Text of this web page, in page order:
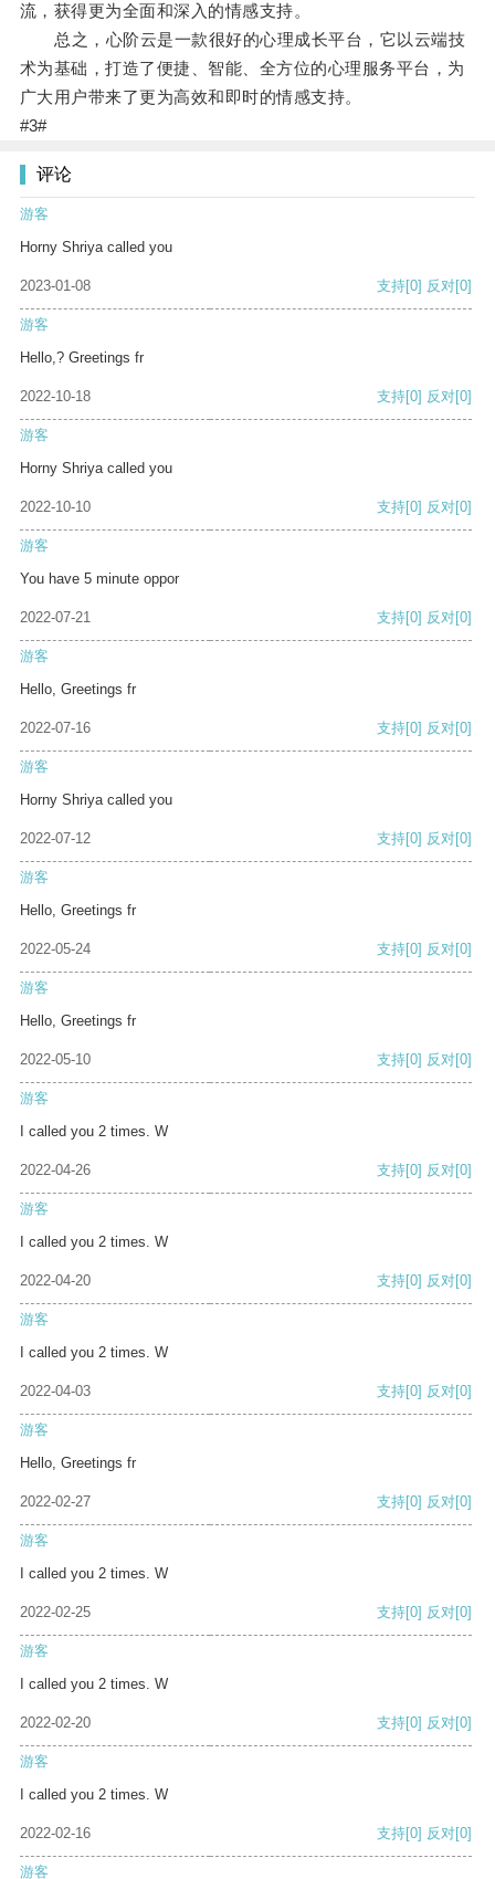
流，获得更为全面和深入的情感支持。
总之，心阶云是一款很好的心理成长平台，它以云端技
术为基础，打造了便捷、智能、全方位的心理服务平台，为
广大用户带来了更为高效和即时的情感支持。
#3#
评论
游客
Horny Shriya called you
2023-01-08 支持[0] 反对[0]
游客
Hello,? Greetings fr
2022-10-18 支持[0] 反对[0]
游客
Horny Shriya called you
2022-10-10 支持[0] 反对[0]
游客
You have 5 minute oppor
2022-07-21 支持[0] 反对[0]
游客
Hello, Greetings fr
2022-07-16 支持[0] 反对[0]
游客
Horny Shriya called you
2022-07-12 支持[0] 反对[0]
游客
Hello, Greetings fr
2022-05-24 支持[0] 反对[0]
游客
Hello, Greetings fr
2022-05-10 支持[0] 反对[0]
游客
I called you 2 times. W
2022-04-26 支持[0] 反对[0]
游客
I called you 2 times. W
2022-04-20 支持[0] 反对[0]
游客
I called you 2 times. W
2022-04-03 支持[0] 反对[0]
游客
Hello, Greetings fr
2022-02-27 支持[0] 反对[0]
游客
I called you 2 times. W
2022-02-25 支持[0] 反对[0]
游客
I called you 2 times. W
2022-02-20 支持[0] 反对[0]
游客
I called you 2 times. W
2022-02-16 支持[0] 反对[0]
游客